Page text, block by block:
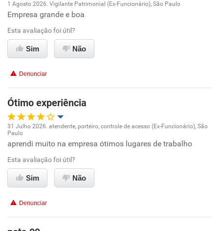
Recomenda esta empresa
Conciliação com a vida familiar
Benefícios
Recomenda esta empresa
Recomenda a diretoria
Oportunidade de promoção
Ambiente de trabalho
Benefícios
Recomenda esta empresa
Recomenda a diretoria
1 Agosto 2026. Vigilante Patrimonial (Ex-Funcionário), São Paulo
Empresa grande e boa
Esta avaliação foi útil?
Sim Não
Denunciar
Ótimo experiência
Oportunidade de promoção
Ambiente de trabalho
Conciliação com a vida familiar
31 Julho 2026. atendente, porteiro, controle de acesso (Ex-Funcionário), São
Paulo
aprendi muito na empresa ótimos lugares de trabalho
Esta avaliação foi útil?
Sim Não
Denunciar